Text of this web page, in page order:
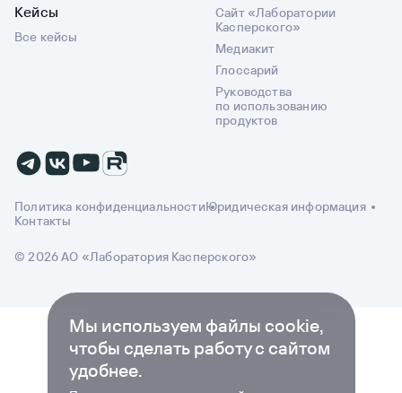
работу
учетных
и зачем
получает
к критическим
записывают
действия,
автоматически
меняют
пароли
и могут
о
Во второй
серии
Андрей
KasperskyOS,
разбирает
микроядерного
подхода —
изоляцию.
Кейсы
Все кейсы
Сайт «Лаборатории
Касперского»
Медиакит
Глоссарий
Руководства
по использованию
продуктов
© 2026 АО «Лаборатория Касперского»
Политика конфиденциальностиЮридическая информация
Контакты
Мы используем файлы cookie,
чтобы сделать работу с сайтом
удобнее.